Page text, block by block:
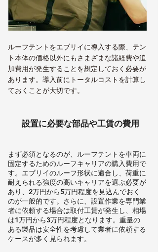
ルーフテントをエブリイに導入する際、テン
ト本体の価格以外にもさまざまな諸経費や追
加費用が発生することを想定しておく必要が
あります。導入前にトータルコストを計算し
ておくことが大切です。
設置に必要な部品や工賃の費用
まず必須となるのが、ルーフテントを車両に
固定するためのルーフキャリアの購入費用で
す。エブリイのルーフ形状に適合し、荷重に
耐えられる強度の高いキャリアを選ぶ必要が
あり、2万円から5万円程度を見込んでおく
のが一般的です。さらに、設置作業を専門業
者に依頼する場合は取付工賃が発生し、相場
は1万円から3万円程度となります。重量の
ある製品は安全性を考慮して業者に依頼する
ケースが多く見られます。